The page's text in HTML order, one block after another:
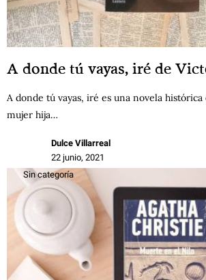
A donde tú vayas, iré de
A donde tú vayas, iré es una novela
mujer hija…
Dulce Villarreal
22 junio, 2021
Sin categoría